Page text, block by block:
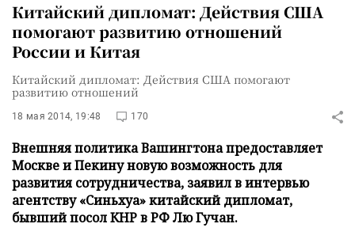
Китайский дипломат: Действия США
помогают развитию отношений
России и Китая
Китайский дипломат: Действия США помогают
развитию отношений
18 мая 2014, 19:48 170
Внешняя политика Вашингтона предоставляет
Москве и Пекину новую возможность для
развития сотрудничества, заявил в интервью
агентству «Синьхуа» китайский дипломат,
бывший посол КНР в РФ Лю Гучан.